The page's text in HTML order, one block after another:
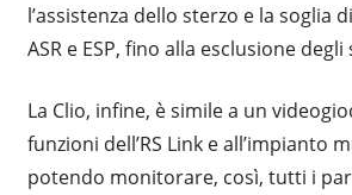
l’assistenza dello sterzo e la soglia
ASR e ESP, fino alla esclusione degli
La Clio, infine, è simile a un
funzioni dell’RS Link e all’impianto
potendo monitorare, così, tutti i